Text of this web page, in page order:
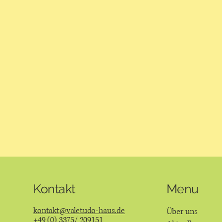
Kontakt
kontakt@valetudo-haus.de
+49 (0) 3375/ 209151
Menu
Über uns